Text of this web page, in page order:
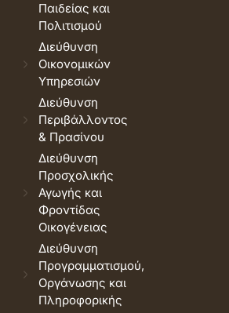
Παιδείας και
Πολιτισμού
Διεύθυνση
Οικονομικών
Υπηρεσιών
Διεύθυνση
Περιβάλλοντος
& Πρασίνου
Διεύθυνση
Προσχολικής
Αγωγής και
Φροντίδας
Οικογένειας
Διεύθυνση
Προγραμματισμού,
Οργάνωσης και
Πληροφορικής